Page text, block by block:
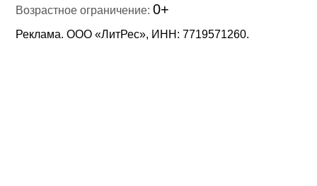
Возрастное ограничение:0+
Реклама. ООО «ЛитРес», ИНН: 7719571260.